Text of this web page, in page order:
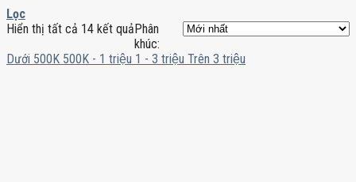
Lọc
Hiển thị tất cả 14 kết quảPhân
khúc:
Dưới 500K 500K - 1 triệu 1 - 3 triệu Trên 3 triệu